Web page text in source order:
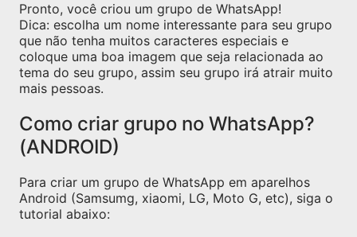
Pronto, você criou um grupo de WhatsApp!
Dica: escolha um nome interessante para seu grupo
que não tenha muitos caracteres especiais e
coloque uma boa imagem que seja relacionada ao
tema do seu grupo, assim seu grupo irá atrair muito
mais pessoas.
Como criar grupo no WhatsApp?
(ANDROID)
Para criar um grupo de WhatsApp em aparelhos
Android (Samsumg, xiaomi, LG, Moto G, etc), siga o
tutorial abaixo: